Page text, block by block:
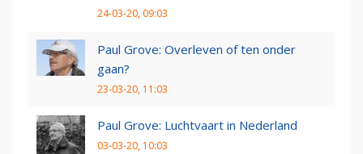
24-03-20, 09:03
Paul Grove: Overleven of ten onder
gaan?
23-03-20, 11:03
Paul Grove: Luchtvaart in Nederland
03-03-20, 10:03